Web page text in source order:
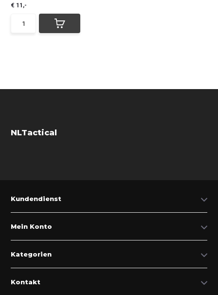
€ 11,-
NLTactical
Kundendienst
Mein Konto
Kategorien
Kontakt